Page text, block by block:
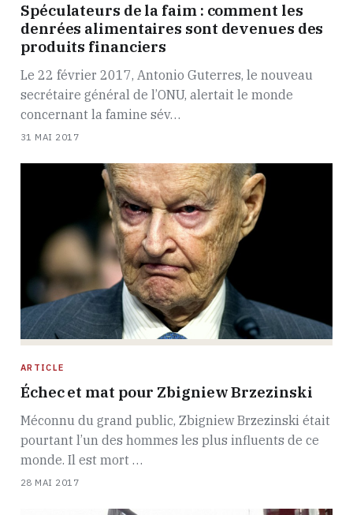
Spéculateurs de la faim : comment les
denrées alimentaires sont devenues des
produits financiers
Le 22 février 2017, Antonio Guterres, le nouveau
secrétaire général de l’ONU, alertait le monde
concernant la famine sév…
31 MAI 2017
ARTICLE
Échec et mat pour Zbigniew Brzezinski
Méconnu du grand public, Zbigniew Brzezinski était
pourtant l’un des hommes les plus influents de ce
monde. Il est mort …
28 MAI 2017